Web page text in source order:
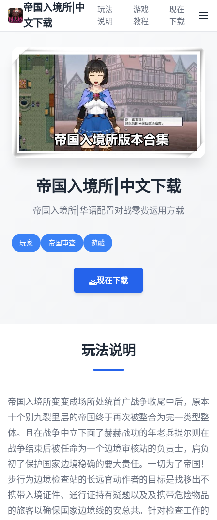
帝国入境所|中
文下载
玩法
说明
游戏
教程
现在
下载
帝国入境所|中文下载
帝国入境所|华语配置对战零费运用方载
玩家 帝国审查 遊戲
现在下载
玩法说明
帝国入境所变变成场所处统首广战争收尾中后，原本
十个别九裂里层的帝国终于再次被整合为完一类型整
体。且在战争中立下面了赫赫战功的年老兵提尔则在
战争结束后被任命为一个边境审核站的负责士，肩负
初了保护国家边境稳确的要大责任。一切为了帝国！
步行为边境检查站的长远官动作者的目标是找移出不
携带入境证件、通行证持有疑题以及及携带危险物品
的旅客以确保国家边境线的安总共。针对检查工作的